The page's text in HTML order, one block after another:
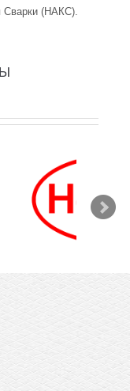
Сварки (НАКС).